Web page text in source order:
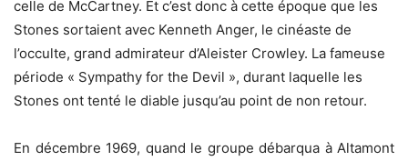
celle de McCartney. Et c’est donc à cette époque que les
Stones sortaient avec Kenneth Anger, le cinéaste de
l’occulte, grand admirateur d’Aleister Crowley. La fameuse
période « Sympathy for the Devil », durant laquelle les
Stones ont tenté le diable jusqu’au point de non retour.
En décembre 1969, quand le groupe débarqua à Altamont